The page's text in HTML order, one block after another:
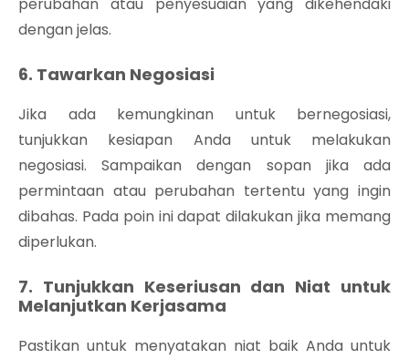
dengan jelas.
6. Tawarkan Negosiasi
Jika ada kemungkinan untuk bernegosiasi,
tunjukkan kesiapan Anda untuk melakukan
negosiasi. Sampaikan dengan sopan jika ada
permintaan atau perubahan tertentu yang ingin
dibahas. Pada poin ini dapat dilakukan jika memang
diperlukan.
7. Tunjukkan Keseriusan dan Niat untuk
Melanjutkan Kerjasama
Pastikan untuk menyatakan niat baik Anda untuk